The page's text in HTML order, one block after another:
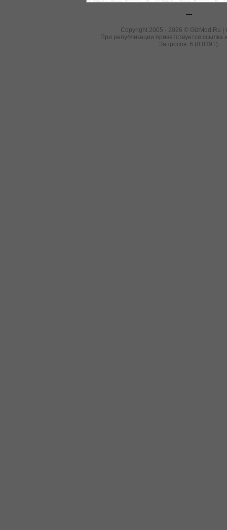
---
Copyright 2005 - 2026 © GizMod.Ru |
При републикации приветствуется ссылка
Запросов: 6 (0.0391).